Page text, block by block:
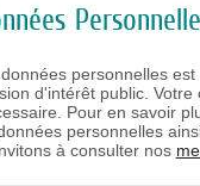
personnelles
d'intérêt public. Votre
Pour en savoir
personnelles
à consulter nos